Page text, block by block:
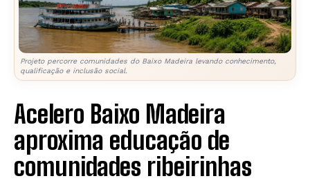
Projeto percorre comunidades do Baixo Madeira levando conhecimento,
qualificação e inclusão social.
Acelero Baixo Madeira
aproxima educação de
comunidades ribeirinhas